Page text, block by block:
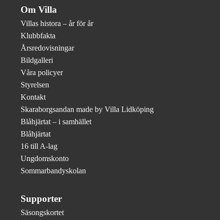
Om Villa
Villas histora – år för år
Klubbfakta
Årsredovisningar
Bildgalleri
Våra policyer
Styrelsen
Kontakt
Skaraborgsandan made by Villa Lidköping
Blåhjärtat – i samhället
Blåhjärtat
16 till A-lag
Ungdomskonto
Sommarbandyskolan
Supporter
Säsongskortet